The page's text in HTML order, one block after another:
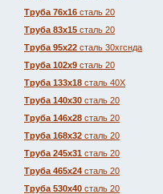
Труба 76х16 сталь 20
Труба 83х15 сталь 20
Труба 95х22 сталь 30хгснда
Труба 102х9 сталь 20
Труба 133х18 сталь 40Х
Труба 140х30 сталь 20
Труба 146х28 сталь 20
Труба 168х32 сталь 20
Труба 245х31 сталь 20
Труба 465х24 сталь 20
Труба 530х40 сталь 20